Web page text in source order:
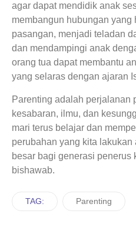
agar dapat mendidik anak
membangun hubungan yang
pasangan, menjadi teladan
dan mendampingi anak
orang tua dapat membantu
yang selaras dengan ajaran
Parenting adalah perjalanan
kesabaran, ilmu, dan
mari terus belajar dan
perubahan yang kita
besar bagi generasi penerus
bishawab.
TAG: Parenting